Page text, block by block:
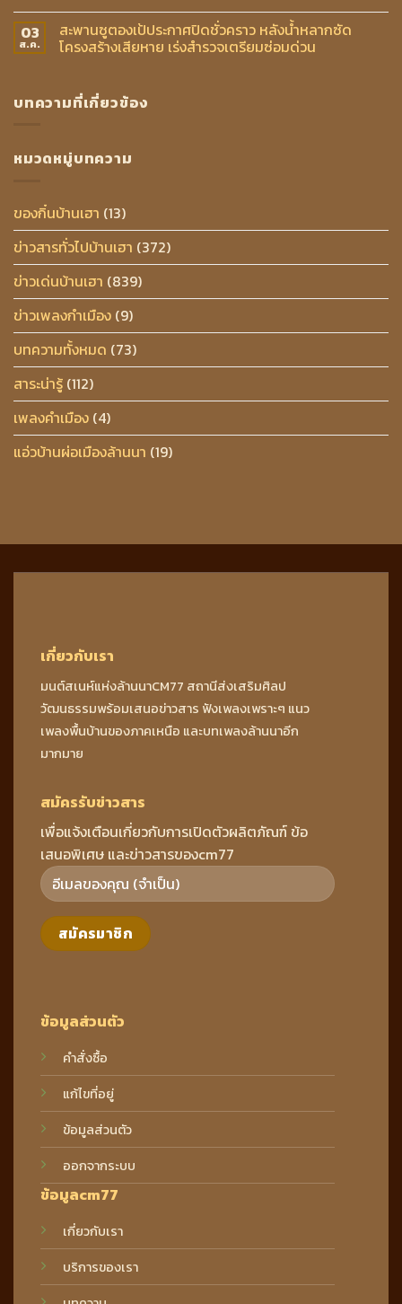
03
ส.ค.
สะพานซูตองเป้ประกาศปิดชั่วคราว หลังน้ำหลากซัด
โครงสร้างเสียหาย เร่งสำรวจเตรียมซ่อมด่วน
บทความที่เกี่ยวข้อง
หมวดหมู่บทความ
ของกิ๋นบ้านเฮา (13)
ข่าวสารทั่วไปบ้านเฮา (372)
ข่าวเด่นบ้านเฮา (839)
ข่าวเพลงกำเมือง (9)
บทความทั้งหมด (73)
สาระน่ารู้ (112)
เพลงคำเมือง (4)
แอ่วบ้านผ่อเมืองล้านนา (19)
เกี่ยวกับเรา
มนต์สเนห์แห่งล้านนาCM77 สถานีส่งเสริมศิลป
วัฒนธรรมพร้อมเสนอข่าวสาร ฟังเพลงเพราะๆ แนว
เพลงพื้นบ้านของภาคเหนือ และบทเพลงล้านนาอีก
มากมาย
ข้อมูลส่วนตัว
คำสั่งซื้อ
แก้ไขที่อยู่
ข้อมูลส่วนตัว
ออกจากระบบ
ข้อมูลcm77
เกี่ยวกับเรา
บริการของเรา
สมัครรับข่าวสาร
เพื่อแจ้งเตือนเกี่ยวกับการเปิดตัวผลิตภัณฑ์ ข้อ
เสนอพิเศษ และข่าวสารของcm77